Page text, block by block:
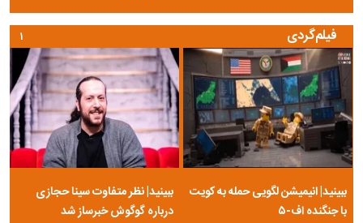
فیلم‌گردی
ببینید| انیمیشن لگویی حمله به کویت
با جنگنده اف-۵
ببینید| نظر متفاوت سینا حجازی
درباره گوگوش خبرساز شد
۱